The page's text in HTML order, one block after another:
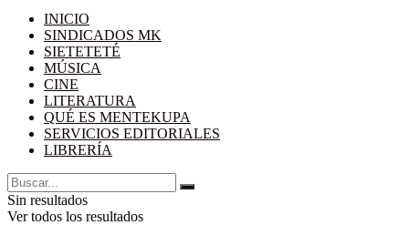
INICIO
SINDICADOS MK
SIETETETÉ
MÚSICA
CINE
LITERATURA
QUÉ ES MENTEKUPA
SERVICIOS EDITORIALES
LIBRERÍA
Sin resultados
Ver todos los resultados